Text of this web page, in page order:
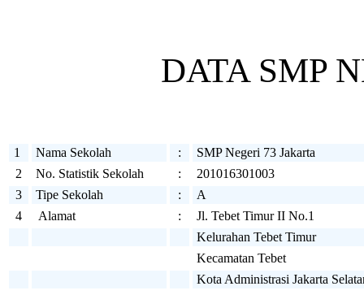
DATA SMP
1 Nama Sekolah :
SMP Negeri 73 Jakarta
2
No. Statistik Sekolah :
201016301003
3
Tipe Sekolah :
A
4
Alamat :
Jl. Tebet Timur II No.1
Kelurahan Tebet Timur
Kecamatan Tebet
Kota Administrasi Jakarta